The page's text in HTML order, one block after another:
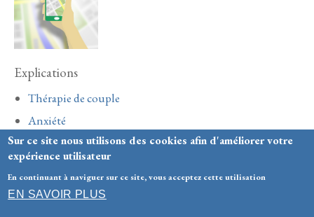
Explications
Thérapie de couple
Anxiété
Adolescence
Honoraires- Mentions légales
Sur ce site nous utilisons des cookies afin d'améliorer votre
expérience utilisateur
En continuant à naviguer sur ce site, vous acceptez cette utilisation
EN SAVOIR PLUS